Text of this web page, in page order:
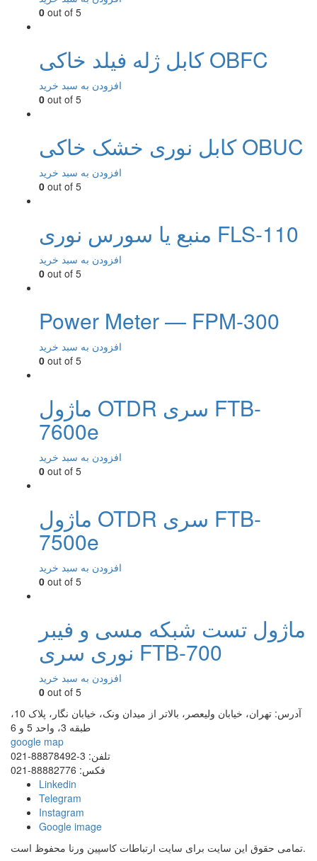
0 out of 5
کابل ژله فیلد خاکی OBFC
افزودن به سبد خرید
0 out of 5
کابل نوری خشک خاکی OBUC
افزودن به سبد خرید
0 out of 5
منبع یا سورس نوری FLS-110
افزودن به سبد خرید
0 out of 5
Power Meter — FPM-300
افزودن به سبد خرید
0 out of 5
ماژول OTDR سری FTB-
7600e
افزودن به سبد خرید
0 out of 5
ماژول OTDR سری FTB-
7500e
افزودن به سبد خرید
0 out of 5
ماژول تست شبکه مسی و فیبر
نوری سری FTB-700
افزودن به سبد خرید
0 out of 5
آدرس:
تهران، خیابان ولیعصر، بالاتر از میدان ونک، خیابان نگار، پلاک 10،
طبقه 3، واحد 5 و 6
google map
تلفن: 3-88878492-021
فکس: 88882776-021
Linkedin
Telegram
Instagram
Google image
تمامی حقوق این سایت برای سایت ارتباطات کاسپین ورنا محفوظ است.